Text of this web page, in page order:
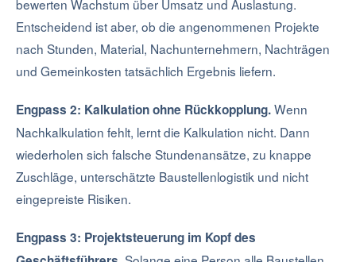
bewerten Wachstum über Umsatz und Auslastung.
Entscheidend ist aber, ob die angenommenen Projekte
nach Stunden, Material, Nachunternehmern, Nachträgen
und Gemeinkosten tatsächlich Ergebnis liefern.
Engpass 2: Kalkulation ohne Rückkopplung.Wenn
Nachkalkulation fehlt, lernt die Kalkulation nicht. Dann
wiederholen sich falsche Stundenansätze, zu knappe
Zuschläge, unterschätzte Baustellenlogistik und nicht
eingepreiste Risiken.
Engpass 3: Projektsteuerung im Kopf des